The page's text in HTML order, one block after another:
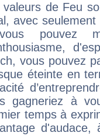
valeurs de Feu
avec
pouvez
vous pouvez
éteinte en
gagneriez à
temps à